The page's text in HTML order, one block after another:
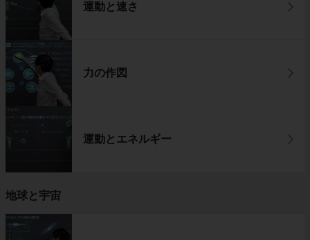
運動と速さ
力の作図
運動とエネルギー
地球と宇宙